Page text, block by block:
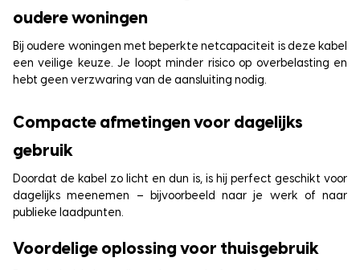
oudere woningen
Bij oudere woningen met beperkte netcapaciteit is deze kabel
een veilige keuze. Je loopt minder risico op overbelasting en
hebt geen verzwaring van de aansluiting nodig.
Compacte afmetingen voor dagelijks
gebruik
Doordat de kabel zo licht en dun is, is hij perfect geschikt voor
dagelijks meenemen – bijvoorbeeld naar je werk of naar
publieke laadpunten.
Voordelige oplossing voor thuisgebruik